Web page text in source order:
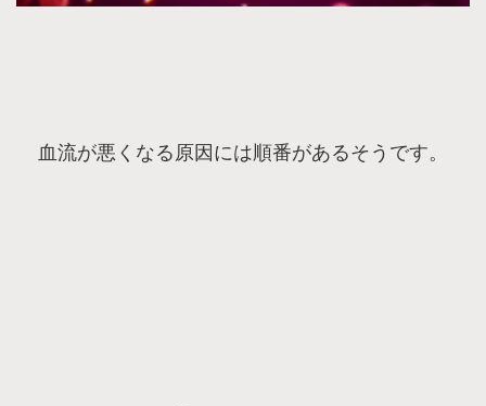
血流が悪くなる原因には順番があるそうです。